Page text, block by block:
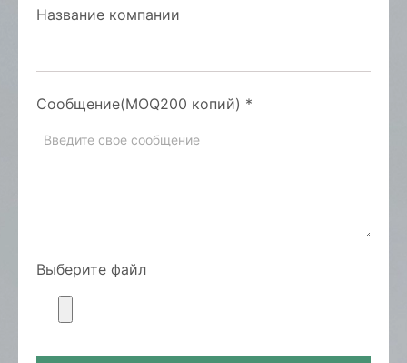
Название компании
Сообщение(MOQ200 копий) *
Выберите файл